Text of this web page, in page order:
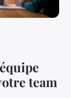
team